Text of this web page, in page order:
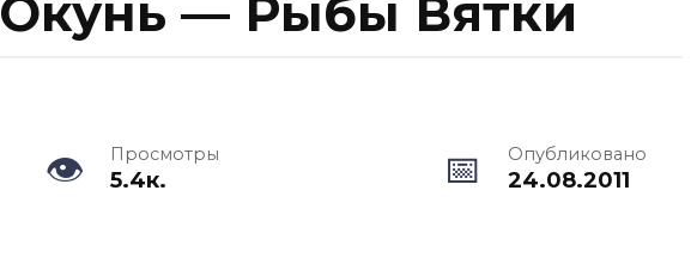
Окунь — Рыбы Вятки
Просмотры
5.4к.
Опубликовано
24.08.2011